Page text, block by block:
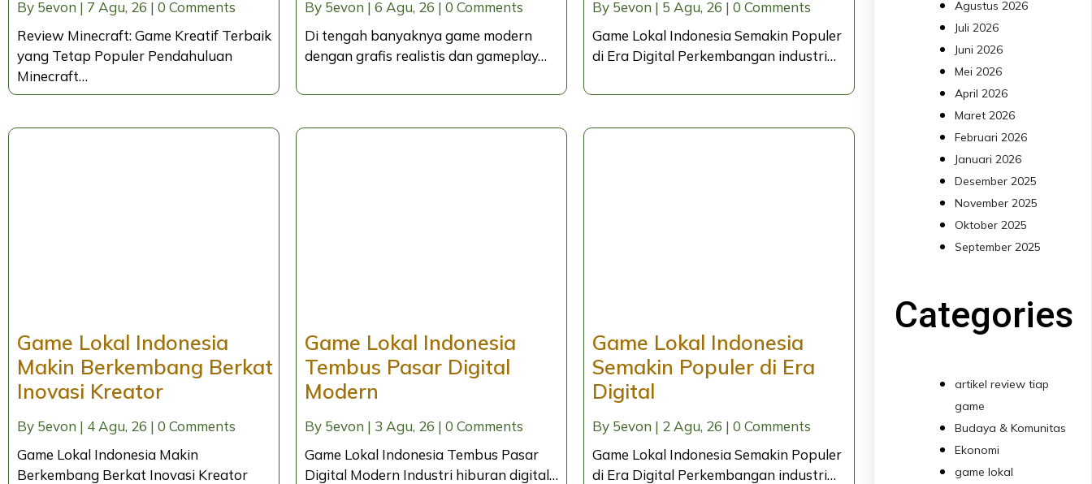
By 5evon | 7 Agu, 26 | 0 Comments
Review Minecraft: Game Kreatif Terbaik
yang Tetap Populer Pendahuluan
Minecraft…
By 5evon | 6 Agu, 26 | 0 Comments
Di tengah banyaknya game modern
dengan grafis realistis dan gameplay…
By 5evon | 5 Agu, 26 | 0 Comments
Game Lokal Indonesia Semakin Populer
di Era Digital Perkembangan industri…
Game Lokal Indonesia
Makin Berkembang Berkat
Inovasi Kreator
By 5evon | 4 Agu, 26 | 0 Comments
Game Lokal Indonesia Makin
Berkembang Berkat Inovasi Kreator
Game Lokal Indonesia
Tembus Pasar Digital
Modern
By 5evon | 3 Agu, 26 | 0 Comments
Game Lokal Indonesia Tembus Pasar
Digital Modern Industri hiburan digital…
Game Lokal Indonesia
Semakin Populer di Era
Digital
By 5evon | 2 Agu, 26 | 0 Comments
Game Lokal Indonesia Semakin Populer
di Era Digital Perkembangan industri…
Agustus 2026
Juli 2026
Juni 2026
Mei 2026
April 2026
Maret 2026
Februari 2026
Januari 2026
Desember 2025
November 2025
Oktober 2025
September 2025
Categories
artikel review tiap
game
Budaya & Komunitas
Ekonomi
game lokal